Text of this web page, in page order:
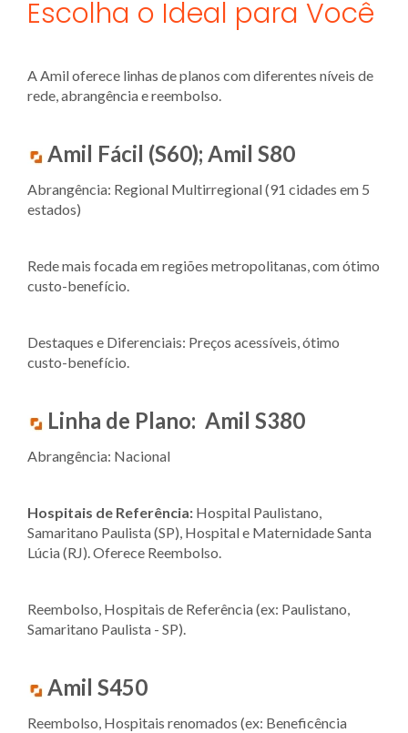
Escolha o Ideal para Você
A Amil oferece linhas de planos com diferentes níveis de
rede, abrangência e reembolso.
Amil Fácil (S60); Amil S80
Abrangência: Regional Multirregional (91 cidades em 5
estados)
Rede mais focada em regiões metropolitanas, com ótimo
custo-benefício.
Destaques e Diferenciais: Preços acessíveis, ótimo
custo-benefício.
Linha de Plano: Amil S380
Abrangência: Nacional
Hospitais de Referência: Hospital Paulistano,
Samaritano Paulista (SP), Hospital e Maternidade Santa
Lúcia (RJ). Oferece Reembolso.
Reembolso, Hospitais de Referência (ex: Paulistano,
Samaritano Paulista - SP).
Amil S450
Reembolso, Hospitais renomados (ex: Beneficência